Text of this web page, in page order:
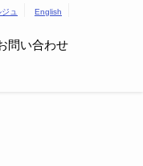
問い合わせ
ュ English